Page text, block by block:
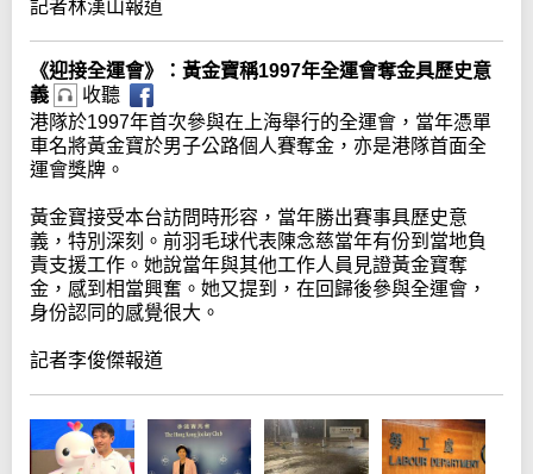
記者林漢山報道
《迎接全運會》：黃金寶稱1997年全運會奪金具歷史意
義
收聽
港隊於1997年首次參與在上海舉行的全運會，當年憑單
車名將黃金寶於男子公路個人賽奪金，亦是港隊首面全
運會獎牌。
黃金寶接受本台訪問時形容，當年勝出賽事具歷史意
義，特別深刻。前羽毛球代表陳念慈當年有份到當地負
責支援工作。她說當年與其他工作人員見證黃金寶奪
金，感到相當興奮。她又提到，在回歸後參與全運會，
身份認同的感覺很大。
記者李俊傑報道